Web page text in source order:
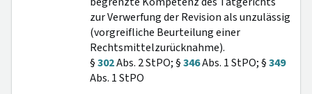
zur Verwerfung der Revision als unzulässig
(vorgreifliche Beurteilung einer
Rechtsmittelzurücknahme).
§302Abs. 2 StPO; §346Abs. 1 StPO; §349
Abs. 1 StPO